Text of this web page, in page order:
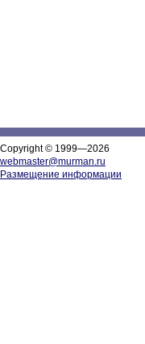
Copyright © 1999—2026
webmaster@murman.ru
Размещение информации